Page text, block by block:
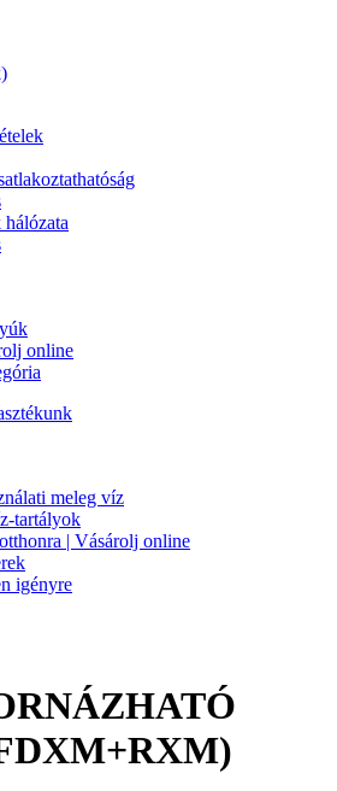
online
meleg víz
tartályok
| Vásárolj online
igényre